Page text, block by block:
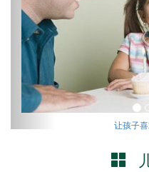
让孩子